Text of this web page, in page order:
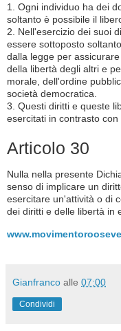
1. Ogni individuo ha dei
soltanto è possibile il
2. Nell'esercizio dei suoi
essere sottoposto
dalla legge per
della libertà degli altri e
morale, dell'ordine
società democratica.
3. Questi diritti e queste
esercitati in contrasto con
Articolo 30
Nulla nella presente
senso di implicare un
esercitare un'attività o di
dei diritti e delle libertà in
Gianfranco alle 07:00
Condividi